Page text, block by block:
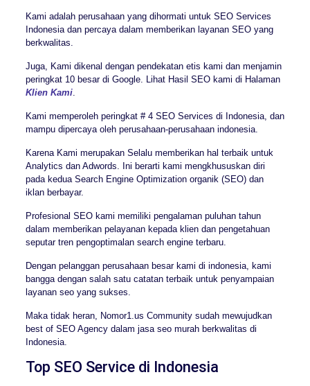
Kami adalah perusahaan yang dihormati untuk SEO Services
Indonesia dan percaya dalam memberikan layanan SEO yang
berkwalitas.
Juga, Kami dikenal dengan pendekatan etis kami dan menjamin
peringkat 10 besar di Google. Lihat Hasil SEO kami di Halaman
Klien Kami.
Kami memperoleh peringkat # 4 SEO Services di Indonesia, dan
mampu dipercaya oleh perusahaan-perusahaan indonesia.
Karena Kami merupakan Selalu memberikan hal terbaik untuk
Analytics dan Adwords. Ini berarti kami mengkhususkan diri
pada kedua Search Engine Optimization organik (SEO) dan
iklan berbayar.
Profesional SEO kami memiliki pengalaman puluhan tahun
dalam memberikan pelayanan kepada klien dan pengetahuan
seputar tren pengoptimalan search engine terbaru.
Dengan pelanggan perusahaan besar kami di indonesia, kami
bangga dengan salah satu catatan terbaik untuk penyampaian
layanan seo yang sukses.
Maka tidak heran, Nomor1.us Community sudah mewujudkan
best of SEO Agency dalam jasa seo murah berkwalitas di
Indonesia.
Top SEO Service di Indonesia